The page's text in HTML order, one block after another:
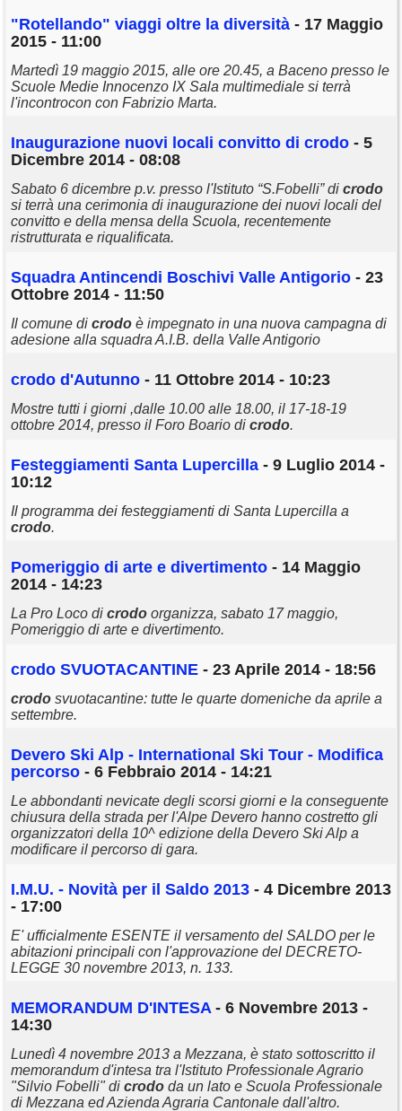
"Rotellando" viaggi oltre la diversità - 17 Maggio
2015 - 11:00
Martedì 19 maggio 2015, alle ore 20.45, a Baceno presso le
Scuole Medie Innocenzo IX Sala multimediale si terrà
l'incontrocon con Fabrizio Marta.
Inaugurazione nuovi locali convitto di crodo - 5
Dicembre 2014 - 08:08
Sabato 6 dicembre p.v. presso l'Istituto “S.Fobelli” di crodo
si terrà una cerimonia di inaugurazione dei nuovi locali del
convitto e della mensa della Scuola, recentemente
ristrutturata e riqualificata.
Squadra Antincendi Boschivi Valle Antigorio - 23
Ottobre 2014 - 11:50
Il comune di crodo è impegnato in una nuova campagna di
adesione alla squadra A.I.B. della Valle Antigorio
crodo d'Autunno - 11 Ottobre 2014 - 10:23
Mostre tutti i giorni ,dalle 10.00 alle 18.00, il 17-18-19
ottobre 2014, presso il Foro Boario di crodo.
Festeggiamenti Santa Lupercilla - 9 Luglio 2014 -
10:12
Il programma dei festeggiamenti di Santa Lupercilla a
crodo.
Pomeriggio di arte e divertimento - 14 Maggio
2014 - 14:23
La Pro Loco di crodo organizza, sabato 17 maggio,
Pomeriggio di arte e divertimento.
crodo SVUOTACANTINE - 23 Aprile 2014 - 18:56
crodo svuotacantine: tutte le quarte domeniche da aprile a
settembre.
Devero Ski Alp - International Ski Tour - Modifica
percorso - 6 Febbraio 2014 - 14:21
Le abbondanti nevicate degli scorsi giorni e la conseguente
chiusura della strada per l'Alpe Devero hanno costretto gli
organizzatori della 10^ edizione della Devero Ski Alp a
modificare il percorso di gara.
I.M.U. - Novità per il Saldo 2013 - 4 Dicembre 2013
- 17:00
E' ufficialmente ESENTE il versamento del SALDO per le
abitazioni principali con l'approvazione del DECRETO-
LEGGE 30 novembre 2013, n. 133.
MEMORANDUM D'INTESA - 6 Novembre 2013 -
14:30
Lunedì 4 novembre 2013 a Mezzana, è stato sottoscritto il
memorandum d'intesa tra l'Istituto Professionale Agrario
"Silvio Fobelli" di crodo da un lato e Scuola Professionale
di Mezzana ed Azienda Agraria Cantonale dall'altro.